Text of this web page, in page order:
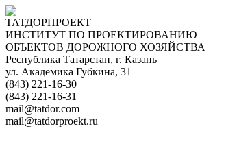
ТАТДОРПРОЕКТ
ИНСТИТУТ ПО ПРОЕКТИРОВАНИЮ
ОБЪЕКТОВ ДОРОЖНОГО ХОЗЯЙСТВА
Республика Татарстан, г. Казань
ул. Академика Губкина, 31
(843) 221-16-30
(843) 221-16-31
mail@tatdor.com
mail@tatdorproekt.ru